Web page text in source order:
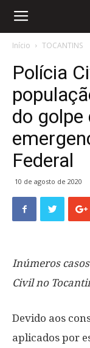
Início TOCANTINS
Polícia
do golpe
Federal
10 de agosto de 2020
Inúmeros
Civil no
Devido aos
aplicados por